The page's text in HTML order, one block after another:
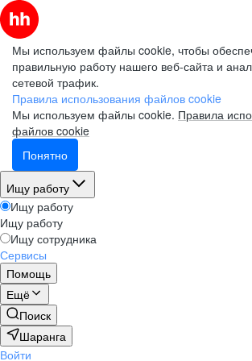
Мы используем файлы cookie, чтобы
правильную работу нашего веб-сайта и
сетевой трафик.
Правила использования файлов cookie
Мы используем файлы cookie. Правила
файлов cookie
Понятно
Ищу работу
Ищу работу
Ищу работу
Ищу сотрудника
Сервисы
Помощь
Ещё
Поиск
Шаранга
Войти